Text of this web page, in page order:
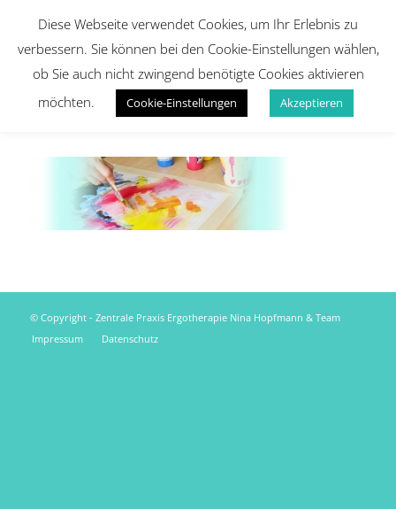
© Copyright - Zentrale Praxis Ergotherapie Nina Hopfmann & Team
Impressum
Datenschutz
Diese Webseite verwendet Cookies, um Ihr Erlebnis zu
verbessern. Sie können bei den Cookie-Einstellungen wählen,
ob Sie auch nicht zwingend benötigte Cookies aktivieren
möchten.
Cookie-Einstellungen Akzeptieren